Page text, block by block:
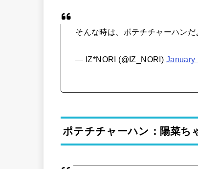
そんな時は、ポテチチャーハンだ
— IZ*NORI (@IZ_NORI) January
ポテチチャーハン：陽菜ち